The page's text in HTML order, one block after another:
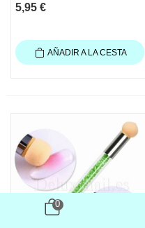
5,95 €
AÑADIR A LA CESTA
0